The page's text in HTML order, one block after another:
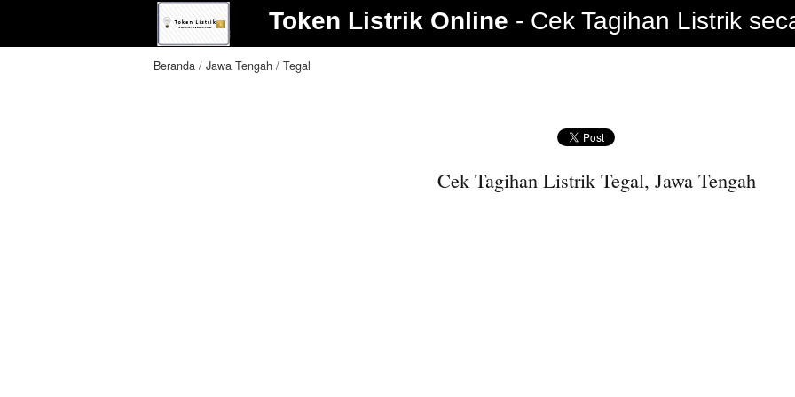
Token Listrik Online Cek Tagihan Listrik
Beranda Jawa Tengah Tegal
Cek Tagihan Listrik Tegal, Jawa Tengah